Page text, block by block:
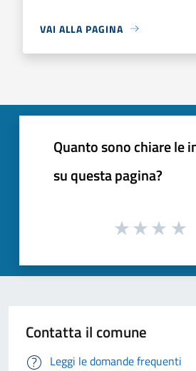
VAI ALLA PAGINA
Quanto sono chiare le
su questa pagina?
Contatta il comune
Leggi le domande frequenti